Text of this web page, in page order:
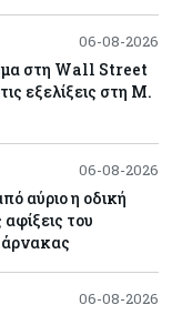
06-08-2026
στη Wall Street
εξελίξεις στη Μ.
06-08-2026
αύριο η οδική
του
06-08-2026